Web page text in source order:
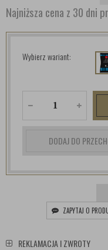
Najniższa cena z 30 dni
Wybierz wariant:
DODAJ DO
ZAPYTAJ O
REKLAMACJA I ZWROTY